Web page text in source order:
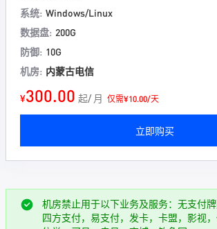
系统: Windows/Linux
数据盘: 200G
防御: 10G
机房: 内蒙古电信
¥300.00 起/ 月 仅需¥10.00/天
立即购买
机房禁止用于以下业务及服务：无支付
四方支付，易支付，发卡，卡盟，影视